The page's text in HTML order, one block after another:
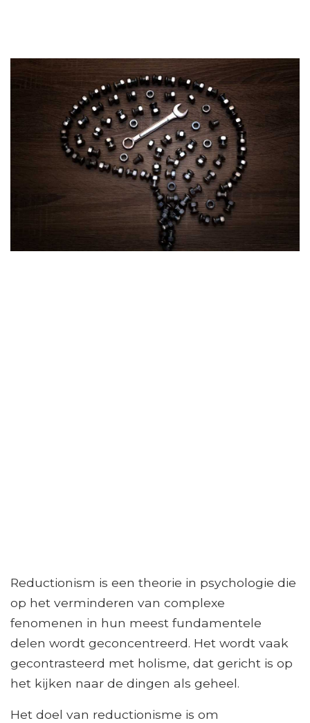
Reductionism is een theorie in psychologie die
op het verminderen van complexe
fenomenen in hun meest fundamentele
delen wordt geconcentreerd. Het wordt vaak
gecontrasteerd met holisme, dat gericht is op
het kijken naar de dingen als geheel.
Het doel van reductionisme is om